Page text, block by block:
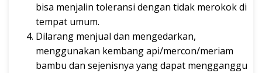
bisa menjalin toleransi dengan tidak merokok di
tempat umum.
Dilarang menjual dan mengedarkan,
menggunakan kembang api/mercon/meriam
bambu dan sejenisnya yang dapat mengganggu